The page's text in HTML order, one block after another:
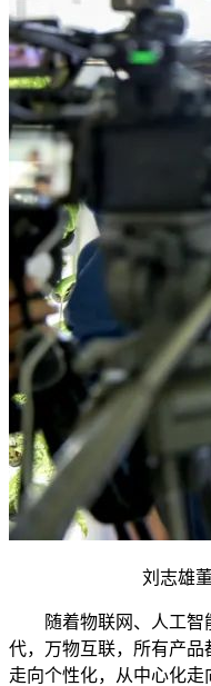
刘志雄
随着物联网、人工智
代，万物互联，所有产
走向个性化，从中心化